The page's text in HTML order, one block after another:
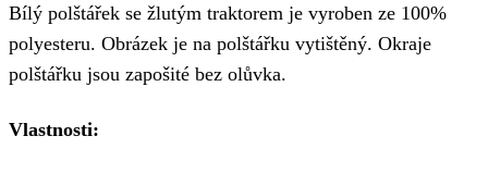
Bílý polštářek se žlutým traktorem je vyroben ze 100%
polyesteru. Obrázek je na polštářku vytištěný. Okraje
polštářku jsou zapošité bez olůvka.
Vlastnosti: